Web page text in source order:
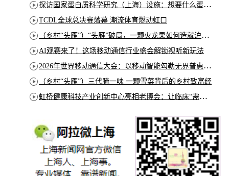
探访国家蛋白质科学研究（上海）设施：想要什么蛋白 AI直接设计合成
TCDL全球总决赛落幕 潮流体育燃动虹口
（乡村“头雁”）“头雁”破局，一颗火龙果如何造就沪上乡村特色产业化路径
AI观赛来了！这场移动通信行业盛会解锁视听新玩法
2026年世界移动通信大会：以移动智能勾勒无界普惠新愿景
（乡村“头雁”）三代腌一味 一颗雪菜背后的乡村致富经
虹桥健康科技产业创新中心亮相老博会：让临床“需求”定义银发经济新生态